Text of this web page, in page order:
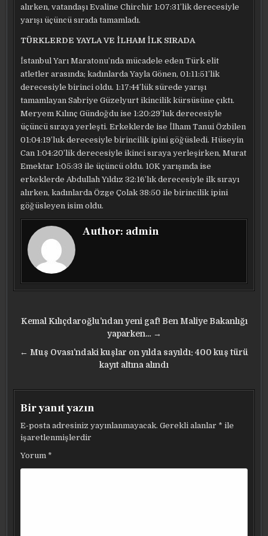
alırken, vatandaşı Evaline Chirchir 1:07:31’lik derecesiyle
yarışı üçüncü sırada tamamladı.
TÜRKLERDE YAYLA VE İLHAM İLK SIRADA
İstanbul Yarı Maratonu’nda mücadele eden Türk elit
atletler arasında; kadınlarda Yayla Gönen, 01:11:51’lik
derecesiyle birinci oldu. 1:17:44’lük sürede yarışı
tamamlayan Sabriye Güzelyurt ikincilik kürsüsüne çıktı.
Meryem Kılınç Gündoğdu ise 1:20:29’luk derecesiyle
üçüncü sıraya yerleşti. Erkeklerde ise İlham Tanui Özbilen
01:04:19’luk derecesiyle birincilik ipini göğüsledi. Hüseyin
Can 1:04:20’lik derecesiyle ikinci sıraya yerleşirken, Murat
Emektar 1:05:33 ile üçüncü oldu. 10K yarışında ise
erkeklerde Abdullah Yıldız 32:16’lık derecesiyle ilk sırayı
alırken, kadınlarda Özge Çolak 38:50 ile birincilik ipini
göğüsleyen isim oldu.
Author: admin
Yazı
Kemal Kılıçdaroğlu’ndan yeni gaf! Ben Maliye Bakanlığı
yaparken… →
← Muş Ovası’ndaki kuşlar on yılda sayıldı: 400 kuş türü
kayıt altına alındı
Bir yanıt yazın
E-posta adresiniz yayınlanmayacak. Gerekli alanlar * ile
işaretlenmişlerdir
Yorum *